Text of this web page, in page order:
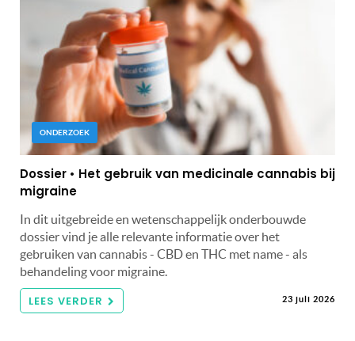
ONDERZOEK
Dossier • Het gebruik van medicinale cannabis bij
migraine
In dit uitgebreide en wetenschappelijk onderbouwde
dossier vind je alle relevante informatie over het
gebruiken van cannabis - CBD en THC met name - als
behandeling voor migraine.
LEES VERDER 23 juli 2026